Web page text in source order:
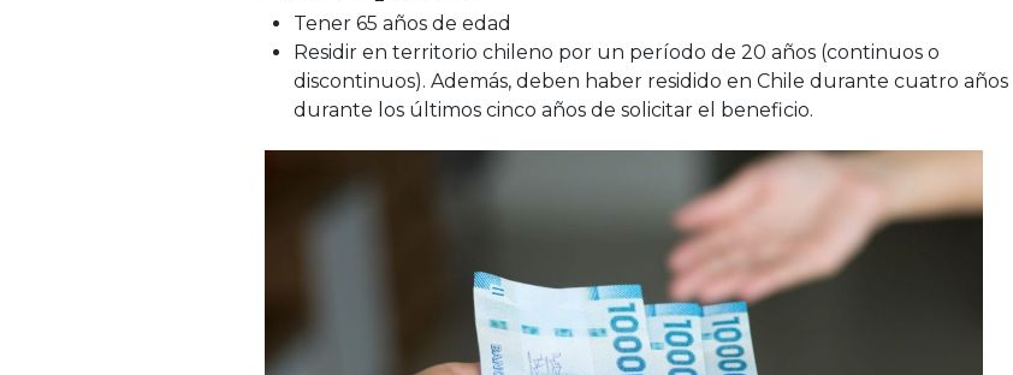
Tener 65 años de edad
Residir en territorio chileno por un período de 20 años (continuos o
discontinuos). Además, deben haber residido en Chile durante cuatro años
durante los últimos cinco años de solicitar el beneficio.